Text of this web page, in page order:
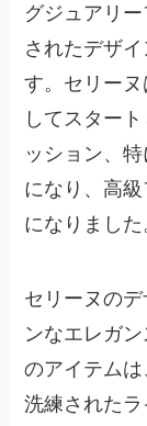
グジュアリ
されたデザ
す。セリー
してスター
ッション、
になり、高
になりました
セリーヌの
ンなエレガン
のアイテム
洗練された